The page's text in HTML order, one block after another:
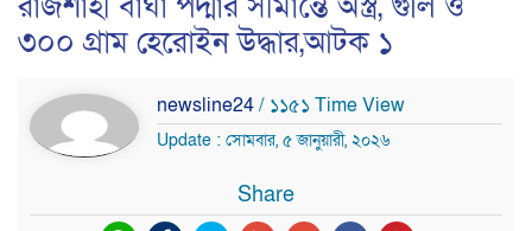
৩০০ গ্রাম হেরোইন উদ্ধার,আটক ১
newsline24/ ১১৫১ Time View
Update : সোমবার, ৫ জানুয়ারী, ২০২৬
Share